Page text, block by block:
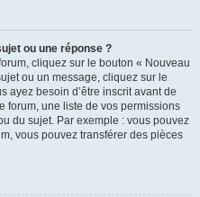
ou une réponse ?
cliquez sur le bouton « Nouveau
ou un message, cliquez sur le
ayez besoin d’être inscrit avant de
forum, une liste de vos permissions
du sujet. Par exemple : vous pouvez
vous pouvez transférer des pièces